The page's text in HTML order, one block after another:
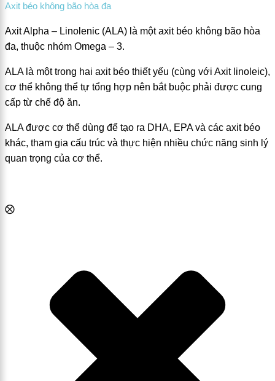
Axit béo không bão hòa đa
Axit Alpha – Linolenic (ALA) là một axit béo không bão hòa
đa, thuộc nhóm Omega – 3.
ALA là một trong hai axit béo thiết yếu (cùng với Axit linoleic),
cơ thể không thể tự tổng hợp nên bắt buộc phải được cung
cấp từ chế độ ăn.
ALA được cơ thể dùng để tạo ra DHA, EPA và các axit béo
khác, tham gia cấu trúc và thực hiện nhiều chức năng sinh lý
quan trọng của cơ thể.
⨂